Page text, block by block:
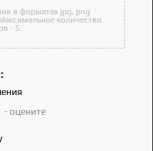
в форматах jpg, png
количество
- 5.
- оцените